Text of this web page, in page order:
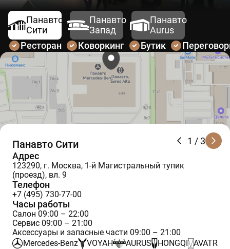
Панавто
Сити
Панавто
Запад
Панавто
Aurus
Ресторан
Коворкинг Бутик
1 / 3
Панавто Сити
Адрес
123290, г. Москва, 1-й Магистральный тупик
(проезд), вл. 9
Телефон
+7 (495) 730-77-00
Часы работы
Салон 09:00 – 22:00
Сервис 09:00 – 21:00
Аксессуары и запасные части 09:00 – 21:00
Mercedes-Benz
VOYAH AURUS HONGQI
AVATR